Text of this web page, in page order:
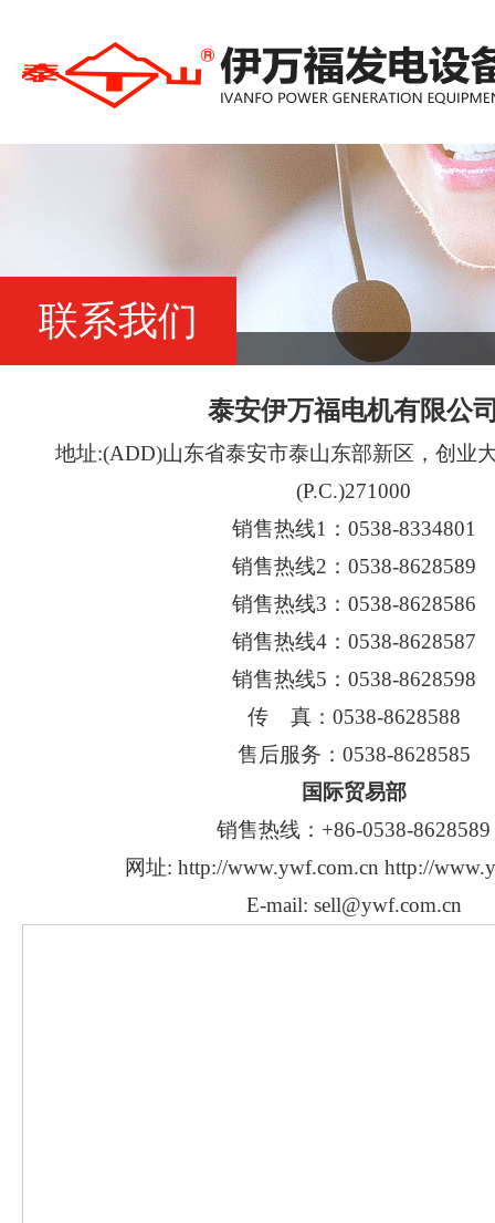
联系我们
泰安伊万福电机有限公
地址:(ADD)山东省泰安市泰山东部新区，创业
(P.C.)271000
销售热线1：0538-8334801
销售热线2 ： 0538-8628589
销售热线3 ： 0538-8628586
销售热线4： 0538-8628587
销售热线5：0538-8628598
传 真： 0538-8628588
售后服务：0538-8628585
国际贸易部
销售热线：+86-0538-8628589
网址: http://www.ywf.com.cn http://
E-mail: sell@ywf.com.cn